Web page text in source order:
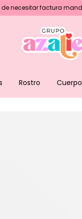
mandar mensaje
Rostro Cuerpo